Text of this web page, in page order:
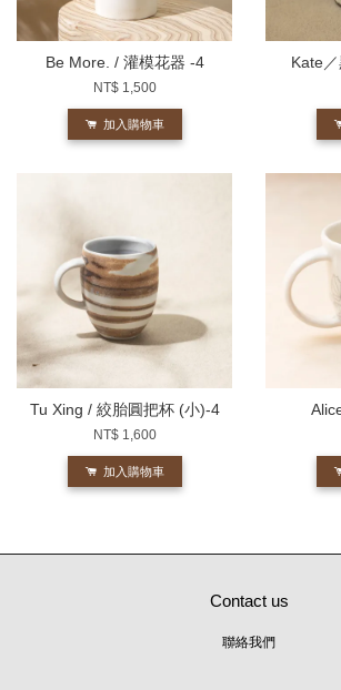
Be More. / 灌模花器 -4
NT$ 1,500
加入購物車
Kate
Tu Xing / 絞胎圓把杯 (小)-4
NT$ 1,600
加入購物車
Contact us
聯絡我們